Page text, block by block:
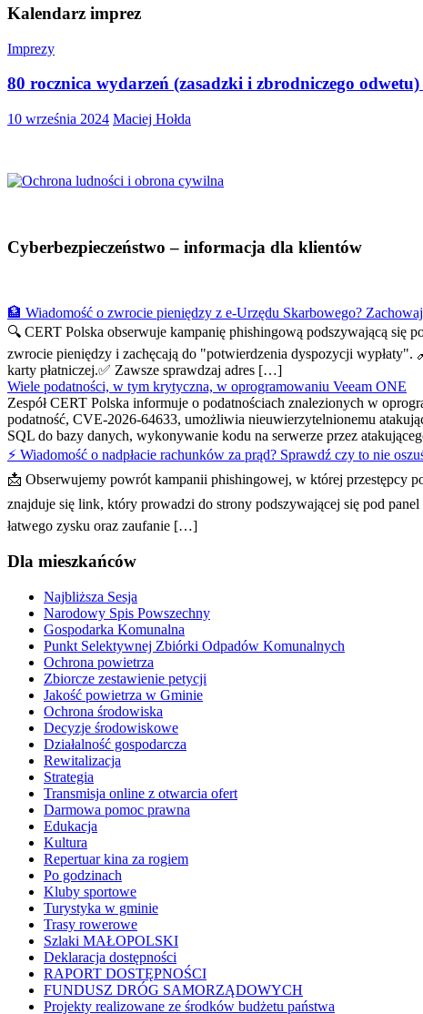
Kalendarz imprez
Imprezy
80 rocznica wydarzeń (zasadzki i zbrodniczego
10 września 2024 Maciej Hołda
Cyberbezpieczeństwo – informacja dla klientów
🏦 Wiadomość o zwrocie pieniędzy z e-Urzędu Skarbowego?
🔍 CERT Polska obserwuje kampanię phishingową podszywającą się
zwrocie pieniędzy i zachęcają do "potwierdzenia dyspozycji wypłaty".
karty płatniczej.✅ Zawsze sprawdzaj adres […]
Wiele podatności, w tym krytyczna, w oprogramowaniu Veeam ONE
Zespół CERT Polska informuje o podatnościach znalezionych w
podatność, CVE-2026-64633, umożliwia nieuwierzytelnionemu
SQL do bazy danych, wykonywanie kodu na serwerze przez
⚡ Wiadomość o nadpłacie rachunków za prąd? Sprawdź czy to nie
📩 Obserwujemy powrót kampanii phishingowej, w której przestępcy
znajduje się link, który prowadzi do strony podszywającej się pod
łatwego zysku oraz zaufanie […]
Dla mieszkańców
Najbliższa Sesja
Narodowy Spis Powszechny
Gospodarka Komunalna
Punkt Selektywnej Zbiórki Odpadów Komunalnych
Ochrona powietrza
Zbiorcze zestawienie petycji
Jakość powietrza w Gminie
Ochrona środowiska
Decyzje środowiskowe
Działalność gospodarcza
Rewitalizacja
Strategia
Transmisja online z otwarcia ofert
Darmowa pomoc prawna
Edukacja
Kultura
Repertuar kina za rogiem
Po godzinach
Kluby sportowe
Turystyka w gminie
Trasy rowerowe
Szlaki MAŁOPOLSKI
Deklaracja dostępności
RAPORT DOSTĘPNOŚCI
FUNDUSZ DRÓG SAMORZĄDOWYCH
Projekty realizowane ze środków budżetu państwa